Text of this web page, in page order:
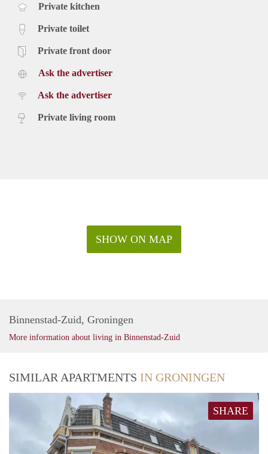
Private kitchen
Private toilet
Private front door
Ask the advertiser
Ask the advertiser
Private living room
SHOW ON MAP
Binnenstad-Zuid, Groningen
More information about living in Binnenstad-Zuid
SIMILAR APARTMENTS IN GRONINGEN
SHARE